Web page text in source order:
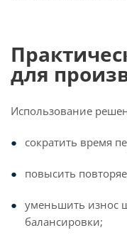
для
Использование
сократить время
повысить
уменьшить износ
балансировки;